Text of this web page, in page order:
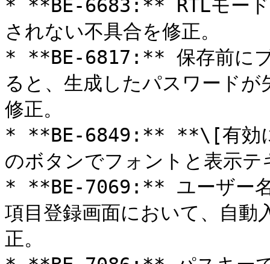
* **BE-6683:** RTLモード
されない不具合を修正。
* **BE-6817:** 保存前にブ
ると、生成したパスワード
修正。
* **BE-6849:** **\[有効
のボタンでフォントと表示
* **BE-7069:** ユーザー名
項目登録画面において、自動
正。